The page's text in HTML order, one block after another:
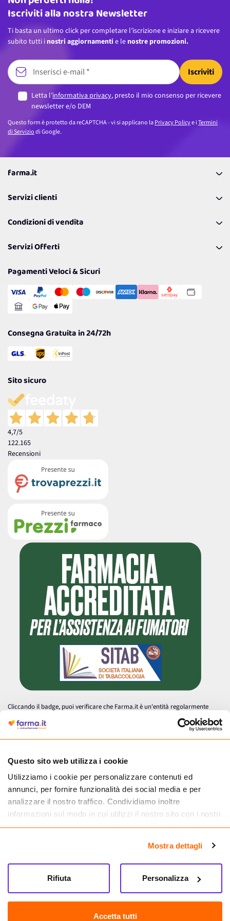
Questo sito web utilizza i cookie
Utilizziamo i cookie per personalizzare contenuti ed
annunci, per fornire funzionalità dei social media e per
analizzare il nostro traffico. Condividiamo inoltre
informazioni sul modo in cui utilizzi il nostro sito con i nostri
partner che si occupano di analisi dei dati web, pubblicità e
informazioni che hai fornito loro o che hanno raccolto dal
tuo utilizzo dei loro servizi.
Mostra dettagli
Accetta tutti
Personalizza
Rifiuta
Iscriviti alla nostra Newsletter
Ti basta un ultimo click per completare l’iscrizione e iniziare a ricevere
subito tutti i nostri aggiornamenti e le nostre promozioni.
Iscriviti
Letta l’informativa privacy, presto il mio consenso per ricevere
newsletter e/o DEM
Questo form è protetto da reCAPTCHA - vi si applicano laPrivacy Policye iTermini
di Serviziodi Google.
farma.it
Coupon
Lavora con noi
Politiche per la parità di genere
Servizi clienti
Richiamami
Resi
Condizioni di vendita
Spedizioni
Cookie Policy
Gestisci Cookie
Servizi Offerti
Reso Facile e Veloce
Pagamenti Veloci & Sicuri
Consegna Gratuita in 24/72h
Sito sicuro
4,7/5
122.165
Recensioni
Cliccando il badge, puoi verificare che Farma.it è un'entità regolarmente
autorizzata dal Ministero della Salute a effettuare la vendita online di
medicinali.
Farma.it S.a.s. P. IVA 07417261216 REA: NA-884088
CREDITS
Sede legale Via delle Repubbliche Marinare 128, 80147 Napoli